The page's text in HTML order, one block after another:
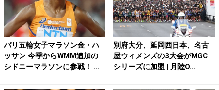
パリ五輪女子マラソン金・ハ
ッサン 今季からWMM追加の
シドニーマラソンに参戦！ ...
別府大分、延岡西日本、名古
屋ウィメンズの3大会がMGC
シリーズに加盟 | 月陸O...